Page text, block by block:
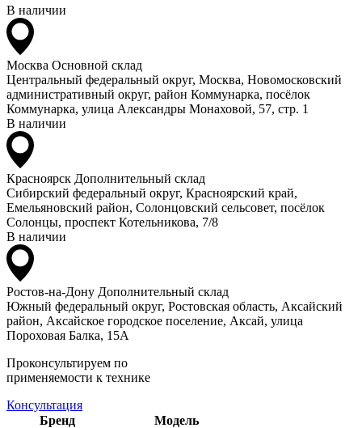
В наличии
Москва Основной склад
Центральный федеральный округ, Москва, Новомосковский
административный округ, район Коммунарка, посёлок
Коммунарка, улица Александры Монаховой, 57, стр. 1
В наличии
Красноярск Дополнительный склад
Сибирский федеральный округ, Красноярский край,
Емельяновский район, Солонцовский сельсовет, посёлок
Солонцы, проспект Котельникова, 7/8
В наличии
Ростов-на-Дону Дополнительный склад
Южный федеральный округ, Ростовская область, Аксайский
район, Аксайское городское поселение, Аксай, улица
Пороховая Балка, 15А
Проконсультируем по
применяемости к технике
Консультация
Бренд
Модель